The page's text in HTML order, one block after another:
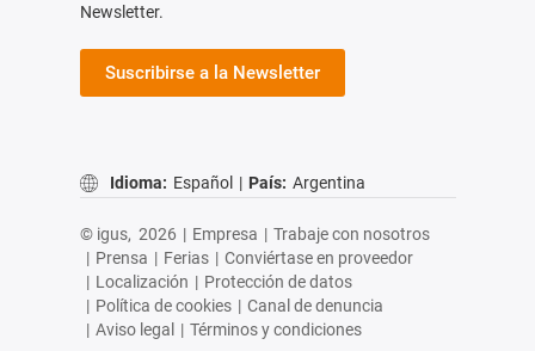
Newsletter.
Suscribirse a la Newsletter
Idioma: Español | País: Argentina
© igus, 2026 | Empresa | Trabaje con nosotros
| Prensa | Ferias | Conviértase en proveedor
| Localización | Protección de datos
| Política de cookies | Canal de denuncia
| Aviso legal | Términos y condiciones